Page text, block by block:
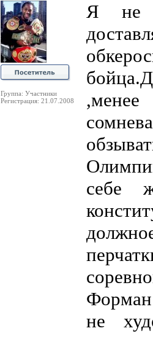
Группа: Участники
Регистрация: 21.07.2008
Я не
,менее
себе
не